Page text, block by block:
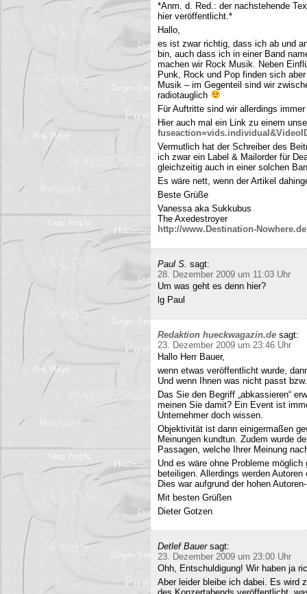
*Anm. d. Red.: der nachstehende
hier veröffentlicht.*
Hallo,
es ist zwar richtig, dass ich ab und
bin, auch dass ich in einer Band
machen wir Rock Musik. Neben
Punk, Rock und Pop finden sich
Musik – im Gegenteil sind wir
radiotauglich
Für Auftritte sind wir allerdings
Hier auch mal ein Link zu einem
Vermutlich hat der Schreiber des
ich zwar ein Label & Mailorder für
gleichzeitig auch in einer solchen
Es wäre nett, wenn der Artikel
Beste Grüße
Vanessa aka Sukkubus
The Axedestroyer
http://www.Destination-Nowhere.de
Paul S. sagt:
28. Dezember 2009 um 11:03 Uhr
Um was geht es denn hier?
lg Paul
Redaktion hueckwagazin.de sagt:
23. Dezember 2009 um 23:46 Uhr
Hallo Herr Bauer,
wenn etwas veröffentlicht wurde,
Und wenn Ihnen was nicht passt
Das Sie den Begriff „abkassieren“
meinen Sie damit? Ein Event ist
Unternehmer doch wissen.
Objektivität ist dann einigermaßen
Meinungen kundtun. Zudem wurde
Passagen, welche Ihrer Meinung
Und es wäre ohne Probleme
beteiligen. Allerdings werden
Dies war aufgrund der hohen
Mit besten Grüßen
Dieter Gotzen
Detlef Bauer sagt:
23. Dezember 2009 um 23:00 Uhr
Ohh, Entschuldigung! Wir haben ja
Aber leider bleibe ich dabei. Es wird